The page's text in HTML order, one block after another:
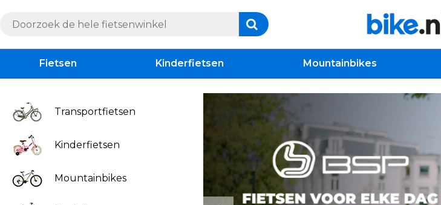
Fietsen Kinderfietsen Mountainbikes
Transportfietsen
Kinderfietsen
Mountainbikes